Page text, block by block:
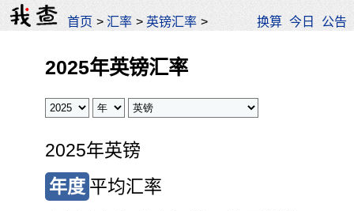
首页 >汇率 >英镑汇率 > 换算 今日 公告
2025年英镑汇率
2025年英镑
年度 平均汇率